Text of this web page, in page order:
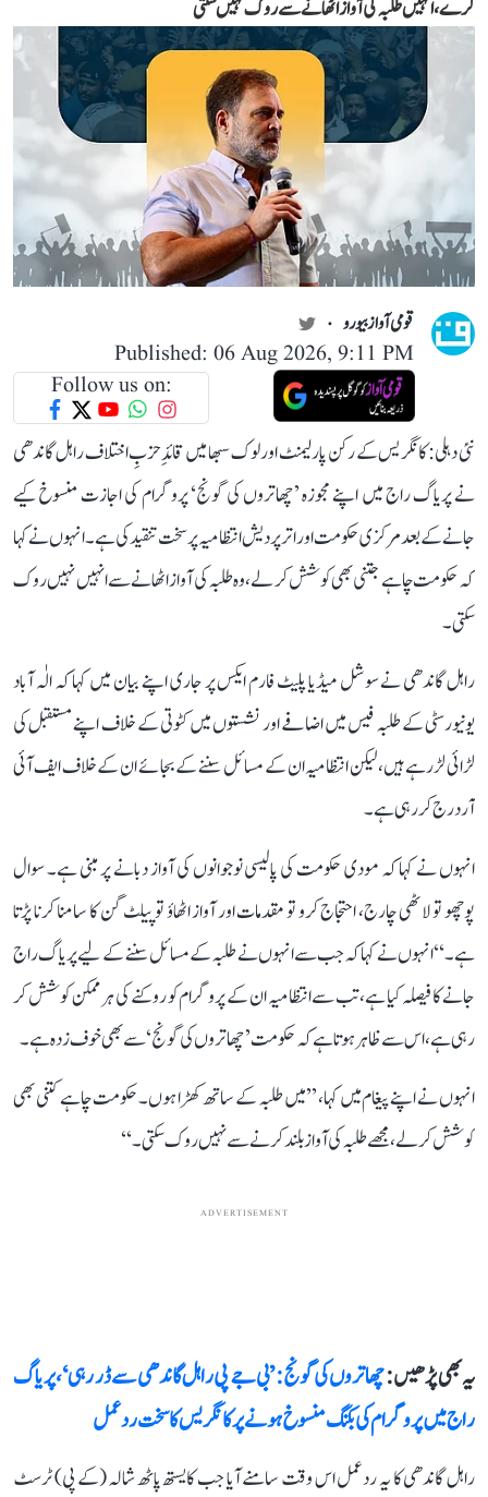
کرے، انہیں طلبہ کی آواز اٹھانے سے روک نہیں سکتی
قومی آواز بیورو
Published: 06 Aug 2026, 9:11 PM
Follow us on:
نئی دہلی: کانگریس کے رکن پارلیمنٹ اور لوک سبھا میں قائدِ حزبِ اختلاف راہل گاندھی
نے پریاگ راج میں اپنے مجوزہ ’چھاتروں کی گونج‘ پروگرام کی اجازت منسوخ کیے
جانے کے بعد مرکزی حکومت اور اتر پردیش انتظامیہ پر سخت تنقید کی ہے۔ انہوں نے کہا
کہ حکومت چاہے جتنی بھی کوشش کر لے، وہ طلبہ کی آواز اٹھانے سے انہیں نہیں روک
سکتی۔
راہل گاندھی نے سوشل میڈیا پلیٹ فارم ایکس پر جاری اپنے بیان میں کہا کہ الٰہ آباد
یونیورسٹی کے طلبہ فیس میں اضافے اور نشستوں میں کٹوتی کے خلاف اپنے مستقبل کی
لڑائی لڑ رہے ہیں، لیکن انتظامیہ ان کے مسائل سننے کے بجائے ان کے خلاف ایف آئی
آر درج کر رہی ہے۔
انہوں نے کہا کہ مودی حکومت کی پالیسی نوجوانوں کی آواز دبانے پر مبنی ہے۔ سوال
پوچھو تو لاٹھی چارج، احتجاج کرو تو مقدمات اور آواز اٹھاؤ تو پیلٹ گن کا سامنا کرنا پڑتا
ہے۔‘‘ انہوں نے کہا کہ جب سے انہوں نے طلبہ کے مسائل سننے کے لیے پریاگ راج
جانے کا فیصلہ کیا ہے، تب سے انتظامیہ ان کے پروگرام کو روکنے کی ہر ممکن کوشش کر
رہی ہے، اس سے ظاہر ہوتا ہے کہ حکومت ’چھاتروں کی گونج‘ سے بھی خوف زدہ ہے۔
انہوں نے اپنے پیغام میں کہا، ’’میں طلبہ کے ساتھ کھڑا ہوں۔ حکومت چاہے کتنی بھی
کوشش کر لے، مجھے طلبہ کی آواز بلند کرنے سے نہیں روک سکتی۔‘‘
ADVERTISEMENT
یہ بھی پڑھیں :چھاتروں کی گونج: ’بی جے پی راہل گاندھی سے ڈر رہی‘، پریاگ
راج میں پروگرام کی بکنگ منسوخ ہونے پر کانگریس کا سخت ردعمل
راہل گاندھی کا یہ ردعمل اس وقت سامنے آیا جب کایستھ پاٹھ شالہ (کے پی) ٹرسٹ